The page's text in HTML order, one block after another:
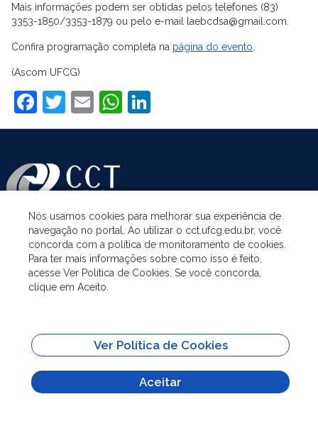
Mais informações podem ser obtidas pelos telefones (83)
3353-1850/3353-1879 ou pelo e-mail laebcdsa@gmail.com.
Confira programação completa na página do evento
(Ascom UFCG)
Facebook
Twitter
EmailWhatsApp
ASSUNTOS
ACESSO À INFORMAÇÃO
SITES IMPORTANTES
Nós usamos cookies para melhorar sua experiência de
navegação no portal. Ao utilizar o cct.ufcg.edu.br, você
concorda com a política de monitoramento de cookies.
Para ter mais informações sobre como isso é feito,
acesse Ver Política de Cookies. Se você concorda,
clique em Aceito.
Ver Política de Cookies
Aceitar